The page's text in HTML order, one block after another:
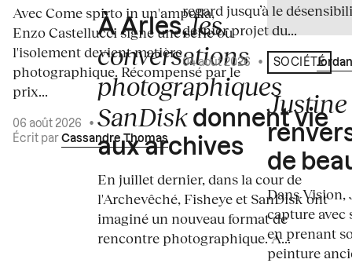
Avec Come spirto in un'ampolla,
Enzo Castellucci signe une série où
l'isolement devient matière
photographique. Récompensé par le
prix...
06 août 2026
•
Écrit par Cassandre Thomas
À Arles,les
conversations
photographiques
SanDisk donnent vie
aux archives
En juillet dernier, dans la cour de
l'Archevêché, Fisheye et SanDisk ont
imaginé un nouveau format de
rencontre photographique. À...
regard jusqu’à le
dernier projet du...
04 août 2026 • Écrit par
SOCIÉTÉ
de
Dans
capture avec
en prenant
peinture